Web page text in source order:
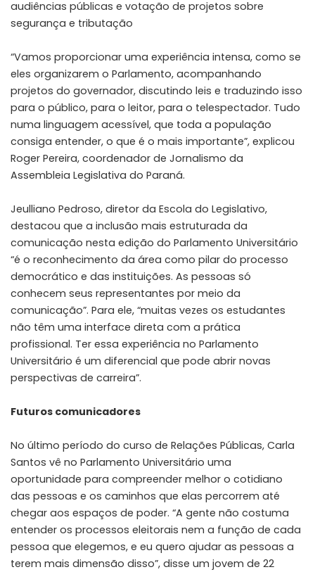
audiências públicas e votação de projetos sobre
segurança e tributação
“Vamos proporcionar uma experiência intensa, como se
eles organizarem o Parlamento, acompanhando
projetos do governador, discutindo leis e traduzindo isso
para o público, para o leitor, para o telespectador. Tudo
numa linguagem acessível, que toda a população
consiga entender, o que é o mais importante”, explicou
Roger Pereira, coordenador de Jornalismo da
Assembleia Legislativa do Paraná.
Jeulliano Pedroso, diretor da Escola do Legislativo,
destacou que a inclusão mais estruturada da
comunicação nesta edição do Parlamento Universitário
“é o reconhecimento da área como pilar do processo
democrático e das instituições. As pessoas só
conhecem seus representantes por meio da
comunicação”. Para ele, “muitas vezes os estudantes
não têm uma interface direta com a prática
profissional. Ter essa experiência no Parlamento
Universitário é um diferencial que pode abrir novas
perspectivas de carreira”.
Futuros comunicadores
No último período do curso de Relações Públicas, Carla
Santos vê no Parlamento Universitário uma
oportunidade para compreender melhor o cotidiano
das pessoas e os caminhos que elas percorrem até
chegar aos espaços de poder. “A gente não costuma
entender os processos eleitorais nem a função de cada
pessoa que elegemos, e eu quero ajudar as pessoas a
terem mais dimensão disso”, disse um jovem de 22